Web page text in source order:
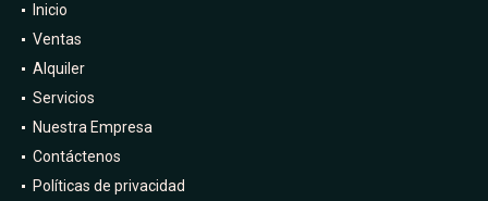
Inicio
Ventas
Alquiler
Servicios
Nuestra Empresa
Contáctenos
Políticas de privacidad